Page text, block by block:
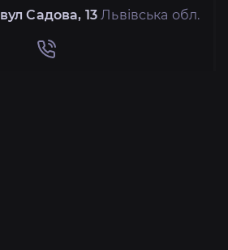
вул Садова, 13 Львівська обл.